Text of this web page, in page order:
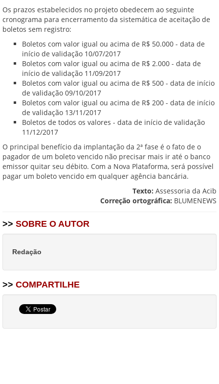
Os prazos estabelecidos no projeto obedecem ao seguinte
cronograma para encerramento da sistemática de aceitação de
boletos sem registro:
Boletos com valor igual ou acima de R$ 50.000 - data de
início de validação 10/07/2017
Boletos com valor igual ou acima de R$ 2.000 - data de
início de validação 11/09/2017
Boletos com valor igual ou acima de R$ 500 - data de início
de validação 09/10/2017
Boletos com valor igual ou acima de R$ 200 - data de início
de validação 13/11/2017
Boletos de todos os valores - data de início de validação
11/12/2017
O principal benefício da implantação da 2ª fase é o fato de o
pagador de um boleto vencido não precisar mais ir até o banco
emissor quitar seu débito. Com a Nova Plataforma, será possível
pagar um boleto vencido em qualquer agência bancária.
Texto: Assessoria da Acib
Correção ortográfica: BLUMENEWS
>> SOBRE O AUTOR
Redação
>> COMPARTILHE